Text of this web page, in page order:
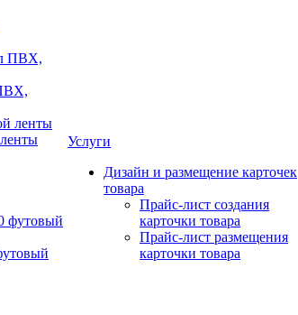
Услуги
Дизайн и размещение карточек
товара
Прайс-лист создания
карточки товара
Прайс-лист размещения
карточки товара